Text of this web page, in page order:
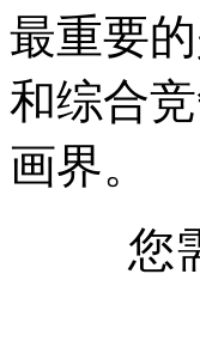
最重要
和综合
画界。
您